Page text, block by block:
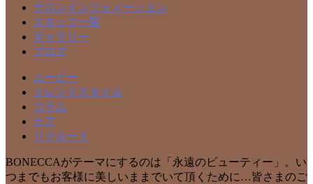
サロンインフォメーション
スタッフ一覧
ギャラリー
ブログ
ムービー
トレンドスタイル
コラム
ケア
リクルート
BONECCAがテーマにするのは「永遠のビューティー」。い
つまでもお客様に美しいままでいて頂くために…皆さまのご